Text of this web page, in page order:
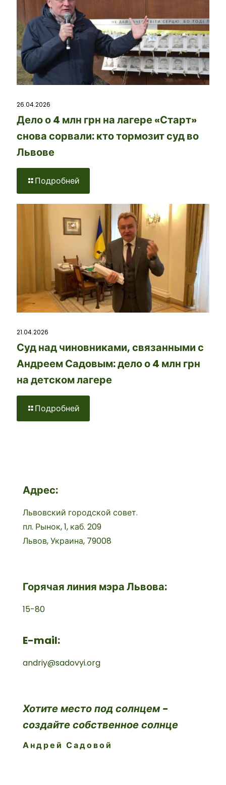
26.04.2026
Дело о 4 млн грн на лагере «Старт»
снова сорвали: кто тормозит суд во
Львове
Подробней
21.04.2026
Суд над чиновниками, связанными с
Андреем Садовым: дело о 4 млн грн
на детском лагере
Подробней
Адрес:
Львовский городской совет.
пл. Рынок, 1, каб. 209
Львов, Украина, 79008
Горячая линия мэра Львова:
15-80
E-mail:
andriy@sadovyi.org
Хотите место под солнцем -
создайте собственное солнце
Андрей Садовой